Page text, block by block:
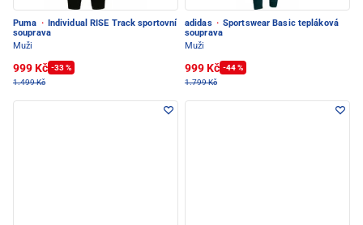
Puma ·
Individual RISE Track sportovní
souprava
Muži
999 Kč -33 %
1.499 Kč
adidas · Sportswear Basic tepláková
souprava
Muži
999 Kč -44 %
1.799 Kč